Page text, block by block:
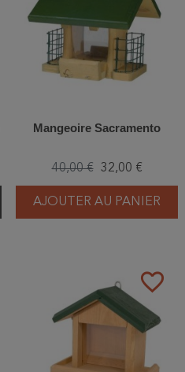
Mangeoire Sacramento
40,00 € 32,00 €
AJOUTER AU PANIER
favorite_border